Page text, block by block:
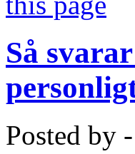
Så
Posted by